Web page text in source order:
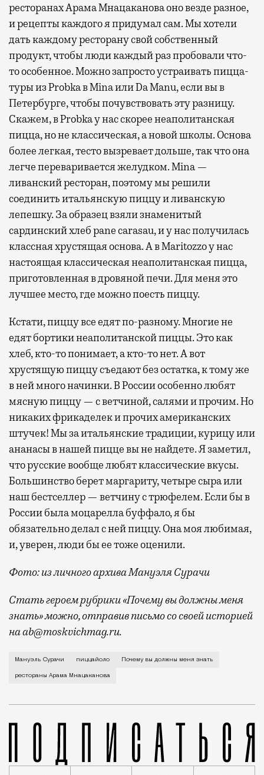
ресторанах Арама Мнацаканова оно везде разное,
и рецепты каждого я придумал сам. Мы хотели
дать каждому ресторану свой собственный
продукт, чтобы люди каждый раз пробовали что-
то особенное. Можно запросто устраивать пицца-
туры из Probka в Mina или Da Manu, если вы в
Петербурге, чтобы почувствовать эту разницу.
Скажем, в Probka у нас скорее неаполитанская
пицца, но не классическая, а новой школы. Основа
более легкая, тесто вызревает дольше, так что она
легче переваривается желудком. Mina —
ливанский ресторан, поэтому мы решили
соединить итальянскую пиццу и ливанскую
лепешку. За образец взяли знаменитый
сардинский хлеб pane carasau, и у нас получилась
классная хрустящая основа. А в Maritozzo у нас
настоящая классическая неаполитанская пицца,
приготовленная в дровяной печи. Для меня это
лучшее место, где можно поесть пиццу.
Кстати, пиццу все едят по-разному. Многие не
едят бортики неаполитанской пиццы. Это как
хлеб, кто-то понимает, а кто-то нет. А вот
хрустящую пиццу съедают без остатка, к тому же
в ней много начинки. В России особенно любят
мясную пиццу — с ветчиной, салями и прочим. Но
никаких фрикаделек и прочих американских
штучек! Мы за итальянские традиции, курицу или
ананасы в нашей пицце вы не найдете. Я заметил,
что русские вообще любят классические вкусы.
Большинство берет маргариту, четыре сыра или
наш бестселлер — ветчину с трюфелем. Если бы в
России была моцарелла буффало, я бы
обязательно делал с ней пиццу. Она моя любимая,
и, уверен, люди бы ее тоже оценили.
Фото: из личного архива Мануэля Сурачи
Стать героем рубрики «Почему вы должны меня
знать» можно, отправив письмо со своей историей
на ab@moskvichmag.ru.
Я родом из Калабрии, маленького городка Реджо-
Мануэль Сурачи пиццайоло Почему вы должны меня знать
рестораны Арама Мнацаканова